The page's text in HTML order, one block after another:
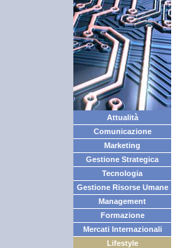
Attualità
Comunicazione
Marketing
Gestione Strategica
Tecnologia
Gestione Risorse Umane
Management
Formazione
Mercati Internazionali
Lifestyle